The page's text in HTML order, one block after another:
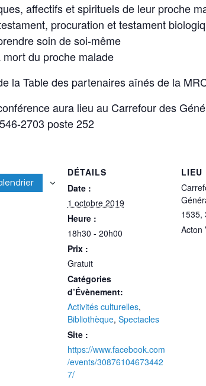
affectifs et spirituels de leur proche
procuration et testament
soin de soi-même
du proche malade
la Table des partenaires aînés de la
aura lieu au Carrefour des
2703 poste 252
DÉTAILS
Date :
1 octobre 2019
Heure :
18h30 - 20h00
Prix :
Gratuit
Catégories
d’Évènement:
Activités culturelles,
Bibliothèque, Spectacles
Site :
https://www.facebook.com
/events/30876104673442
7/
LIEU
1535,
Acton